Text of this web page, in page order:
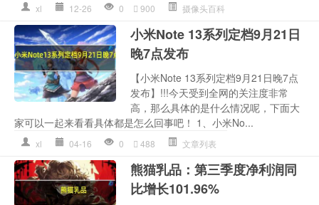
xl 12-26 0 900 摄像头百科
小米Note 13系列定档9月21日
晚7点发布
【小米Note 13系列定档9月21日晚7点
发布】!!!今天受到全网的关注度非常
高，那么具体的是什么情况呢，下面大
家可以一起来看看具体都是怎么回事吧！ 1、小米No...
xl 04-16 0 488 文章列表
熊猫乳品：第三季度净利润同
比增长101.96%